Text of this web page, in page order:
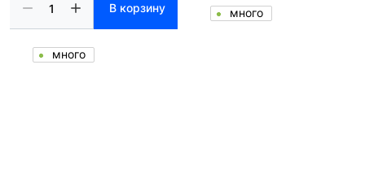
В корзину
много
много